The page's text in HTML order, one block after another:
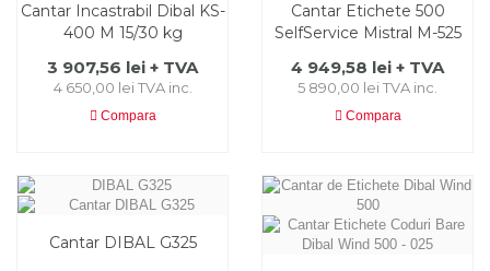
Cantar Incastrabil Dibal KS-
400 M 15/30 kg
3 907,56 lei + TVA
4 650,00 lei TVA inc.
Compara
Cantar Etichete 500
SelfService Mistral M-525
4 949,58 lei + TVA
5 890,00 lei TVA inc.
Compara
Cantar DIBAL G325